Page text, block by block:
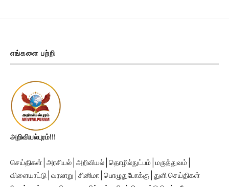
செய்திகள் | அரசியல் | அறிவியல் | தொழில்நுட்பம் | மருத்துவம் |